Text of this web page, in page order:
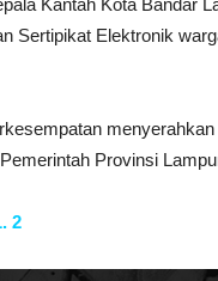
Kantah Kota Bandar
Sertipikat Elektronik
Provinsi
2